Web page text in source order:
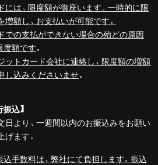
には、限度額が御座います。一時的に限
増額し、お支払いが可能です。
での支払ができない場合の殆どの原因
度額です。
ットカード会社に連絡し、限度額の増額
し込みくださいませ。
振込】
日より、一週間以内のお振込みをお願い
げます。
込手数料は、弊社にて負担します。振込